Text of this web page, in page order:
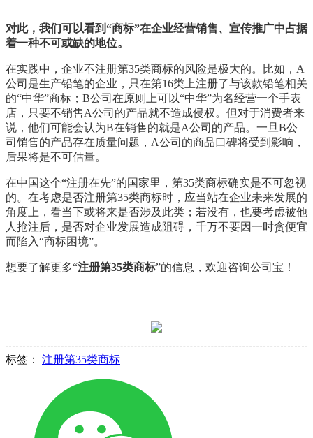
对此，我们可以看到“商标”在企业经营销售、宣传推广中占据
着一种不可或缺的地位。
在实践中，企业不注册第35类商标的风险是极大的。比如，A
公司是生产铅笔的企业，只在第16类上注册了与该款铅笔相关
的“中华”商标；B公司在原则上可以“中华”为名经营一个手表
店，只要不销售A公司的产品就不造成侵权。但对于消费者来
说，他们可能会认为B在销售的就是A公司的产品。一旦B公
司销售的产品存在质量问题，A公司的商品口碑将受到影响，
后果将是不可估量。
在中国这个“注册在先”的国家里，第35类商标确实是不可忽视
的。在考虑是否注册第35类商标时，应当站在企业未来发展的
角度上，看当下或将来是否涉及此类；若没有，也要考虑被他
人抢注后，是否对企业发展造成阻碍，千万不要因一时贪便宜
而陷入“商标困境”。
想要了解更多“注册第35类商标”的信息，欢迎咨询公司宝！
标签： 注册第35类商标